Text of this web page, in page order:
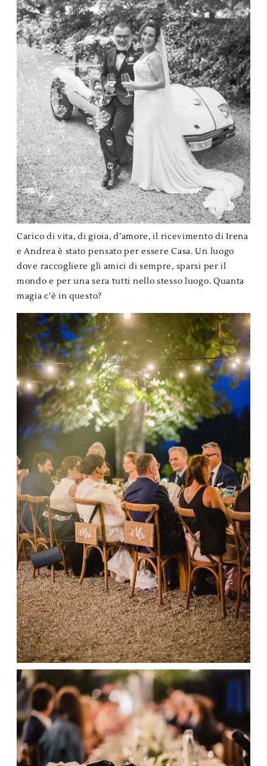
Carico di vita, di gioia, d’amore, il ricevimento di Irena
e Andrea è stato pensato per essere Casa. Un luogo
dove raccogliere gli amici di sempre, sparsi per il
mondo e per una sera tutti nello stesso luogo. Quanta
magia c’è in questo?